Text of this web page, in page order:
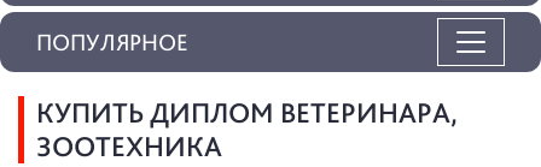
КУПИТЬ ДИПЛОМ ВЕТЕРИНАРА,
ЗООТЕХНИКА
ПОПУЛЯРНОЕ